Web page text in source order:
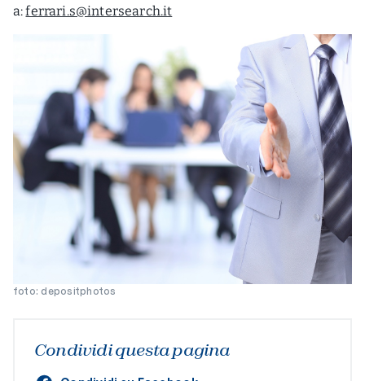
a:ferrari.s@intersearch.it
foto: depositphotos
Condividi questa pagina